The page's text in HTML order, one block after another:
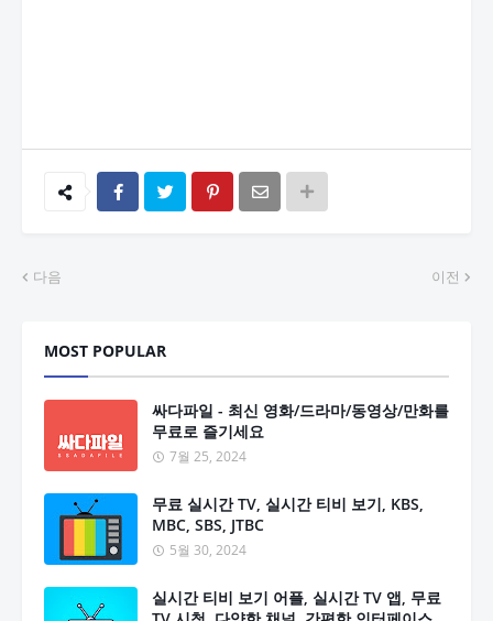
다음 이전
MOST POPULAR
싸다파일 - 최신 영화/드라마/동영상/만화를
무료로 즐기세요
7월 25, 2024
무료 실시간 TV, 실시간 티비 보기, KBS,
MBC, SBS, JTBC
5월 30, 2024
실시간 티비 보기 어플, 실시간 TV 앱, 무료